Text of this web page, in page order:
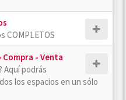
COMPLETOS
- Venta
Aquí podrás
los espacios en un sólo